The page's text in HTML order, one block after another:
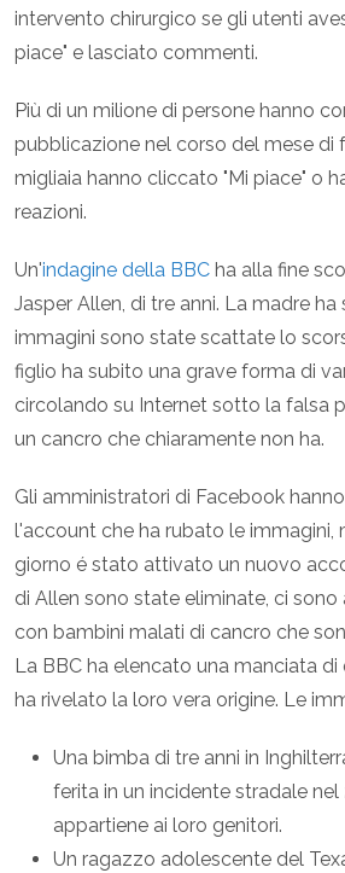
intervento chirurgico se gli utenti
piace" e lasciato commenti.
Più di un milione di persone hanno
pubblicazione nel corso del mese di
migliaia hanno cliccato "Mi piace" o
reazioni.
Un'indagine della BBC ha alla fine
Jasper Allen, di tre anni. La madre
immagini sono state scattate lo
figlio ha subito una grave forma di
circolando su Internet sotto la falsa
un cancro che chiaramente non ha.
Gli amministratori di Facebook
l'account che ha rubato le immagini,
giorno é stato attivato un nuovo
di Allen sono state eliminate, ci
con bambini malati di cancro che
La BBC ha elencato una manciata
ha rivelato la loro vera origine. Le
Una bimba di tre anni in
ferita in un incidente stradale nel
appartiene ai loro genitori.
Un ragazzo adolescente del